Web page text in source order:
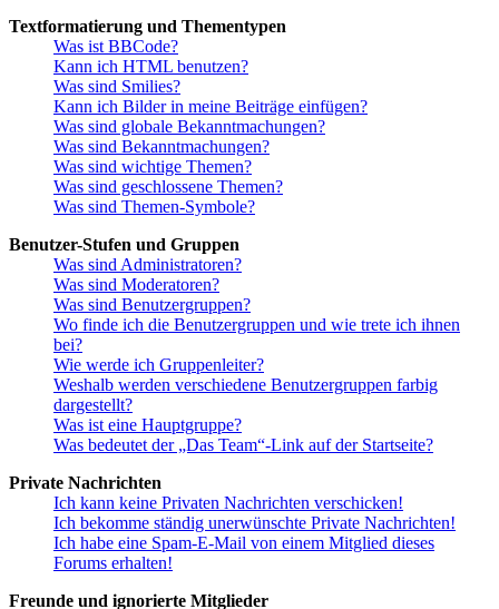
Textformatierung und Thementypen
Was ist BBCode?
Kann ich HTML benutzen?
Was sind Smilies?
Kann ich Bilder in meine Beiträge einfügen?
Was sind globale Bekanntmachungen?
Was sind Bekanntmachungen?
Was sind wichtige Themen?
Was sind geschlossene Themen?
Was sind Themen-Symbole?
Benutzer-Stufen und Gruppen
Was sind Administratoren?
Was sind Moderatoren?
Was sind Benutzergruppen?
Wo finde ich die Benutzergruppen und wie trete ich ihnen
bei?
Wie werde ich Gruppenleiter?
Weshalb werden verschiedene Benutzergruppen farbig
dargestellt?
Was ist eine Hauptgruppe?
Was bedeutet der „Das Team“-Link auf der Startseite?
Private Nachrichten
Ich kann keine Privaten Nachrichten verschicken!
Ich bekomme ständig unerwünschte Private Nachrichten!
Ich habe eine Spam-E-Mail von einem Mitglied dieses
Forums erhalten!
Freunde und ignorierte Mitglieder